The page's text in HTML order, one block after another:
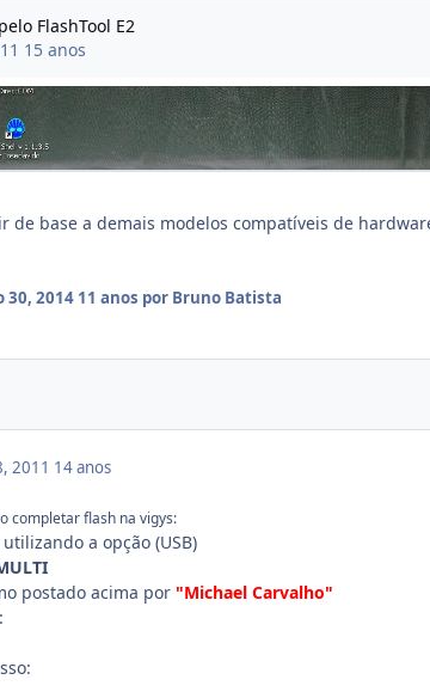
de base a demais modelos compatíveis de
30, 2014 11 anos por Bruno Batista
2011 14 anos
completar flash na vigys:
a opção (USB)
postado acima por "Michael Carvalho"